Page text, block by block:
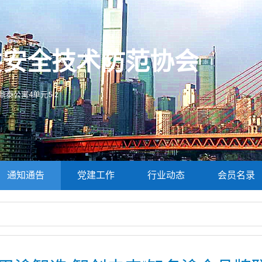
全技术防范协会
泰公寓4单元5-2
通知通告 党建工作 行业动态 会员名录